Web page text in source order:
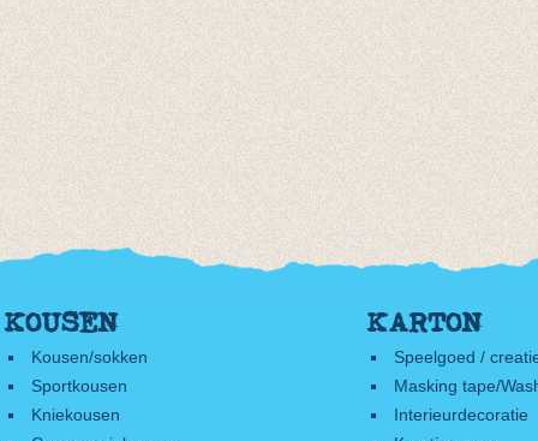
KOUSEN
Kousen/sokken
Sportkousen
Kniekousen
KARTON
Speelgoed /
Masking tape/
Interieurdecoratie